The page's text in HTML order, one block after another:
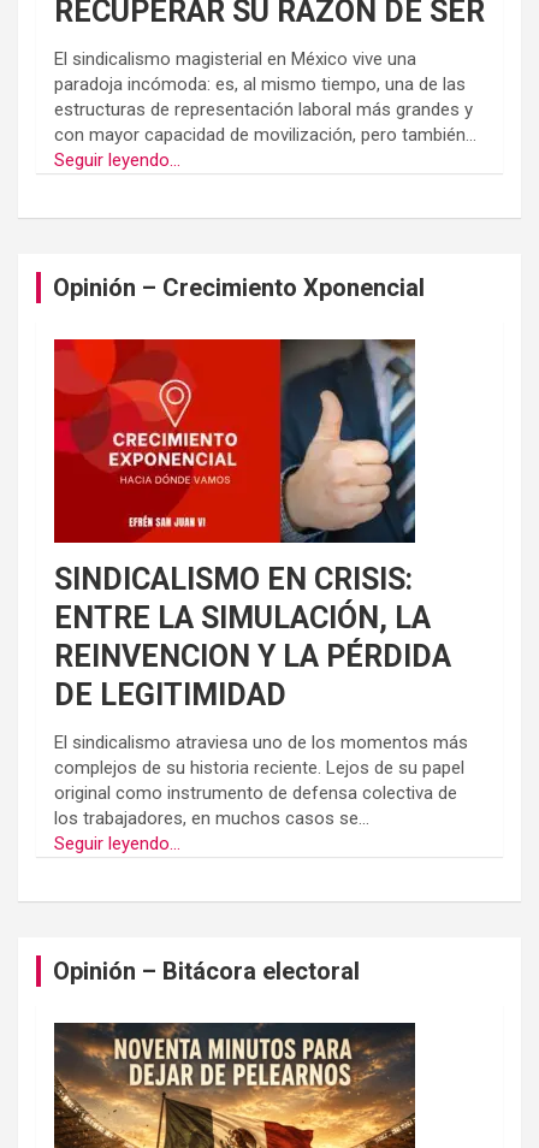
RECUPERAR SU RAZÓN DE SER
El sindicalismo magisterial en México vive una
paradoja incómoda: es, al mismo tiempo, una de las
estructuras de representación laboral más grandes y
con mayor capacidad de movilización, pero también...
Seguir leyendo...
Opinión – Crecimiento Xponencial
SINDICALISMO EN CRISIS:
ENTRE LA SIMULACIÓN, LA
REINVENCION Y LA PÉRDIDA
DE LEGITIMIDAD
El sindicalismo atraviesa uno de los momentos más
complejos de su historia reciente. Lejos de su papel
original como instrumento de defensa colectiva de
los trabajadores, en muchos casos se...
Seguir leyendo...
Opinión – Bitácora electoral